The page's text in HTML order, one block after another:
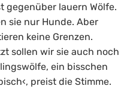
gegenüber lauern Wölfe.
sie nur Hunde. Aber
keine Grenzen.
sollen wir sie auch noch
ein bisschen
preist die Stimme.